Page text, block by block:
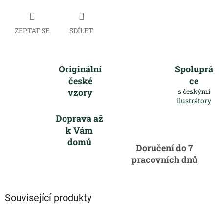
ZEPTAT SE SDÍLET
Originální
české
vzory
Spoluprá
ce
s českými
ilustrátory
Doprava až
k Vám
domů
Doručení do 7
pracovních dnů
Související produkty